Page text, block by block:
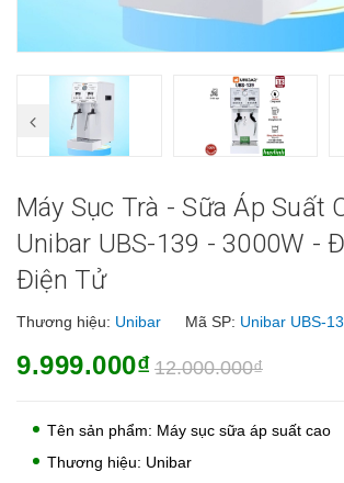
Máy Sục Trà - Sữa Áp Suất
Unibar UBS-139 - 3000W -
Điện Tử
Thương hiệu: Unibar Mã SP: Unibar UBS-
9.999.000₫ 12.000.000₫
Tên sản phẩm: Máy sục sữa áp suất cao
Thương hiệu: Unibar